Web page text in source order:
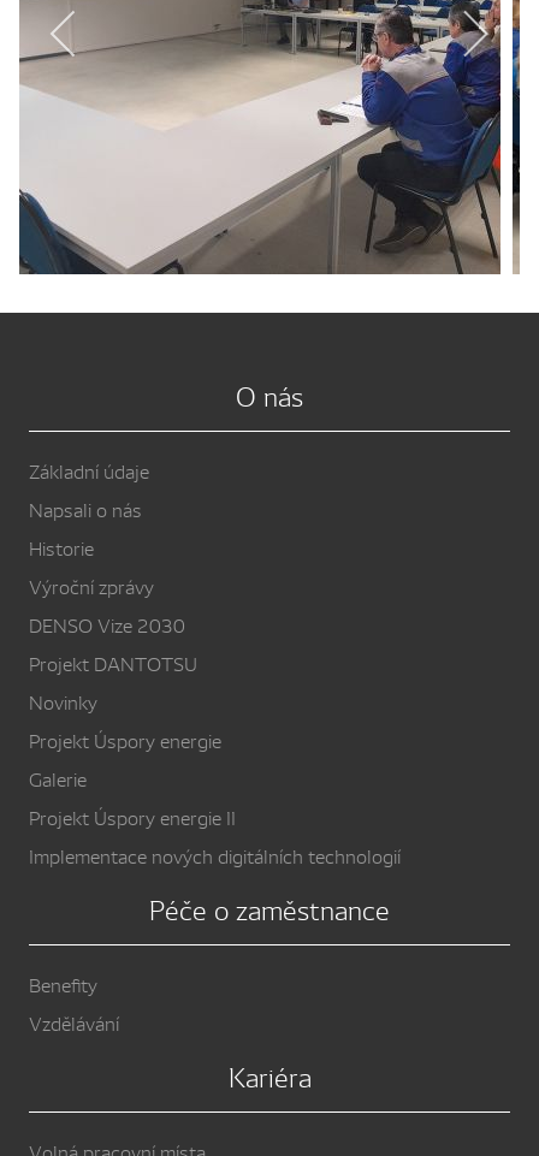
O nás
Základní údaje
Napsali o nás
Historie
Výroční zprávy
DENSO Vize 2030
Projekt DANTOTSU
Novinky
Projekt Úspory energie
Galerie
Projekt Úspory energie II
Implementace nových digitálních technologií
Péče o zaměstnance
Benefity
Vzdělávání
Kariéra